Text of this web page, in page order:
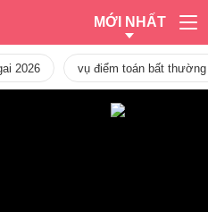
MỚI NHẤT
2026 vụ điểm toán bất